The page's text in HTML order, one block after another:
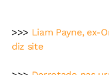
>>> Liam Payne, ex-
diz site